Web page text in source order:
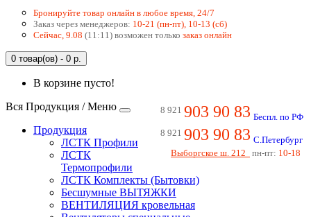
Бронируйте товар онлайн в любое время, 24/7
Заказ через менеджеров: 10-21 (пн-пт), 10-13 (сб)
Сейчас, 9.08 (11:11) возможен только заказ онлайн
0 товар(ов) - 0 р.
В корзине пусто!
8 921 903 90 83 Беспл. по РФ
8 921 903 90 83 С.Петербург
Выборгское ш. 212
пн-пт: 10-18
Вся Продукция / Меню
Продукция
ЛСТК Профили
ЛСТК
Термопрофили
ЛСТК Комплекты (Бытовки)
Бесшумные ВЫТЯЖКИ
ВЕНТИЛЯЦИЯ кровельная